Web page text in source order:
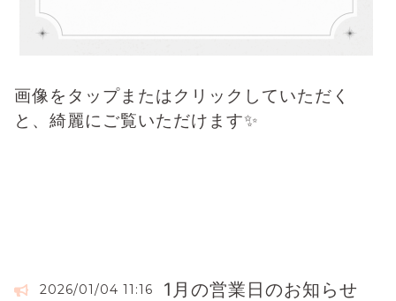
画像をタップまたはクリックしていただく
と、綺麗にご覧いただけます✨
2026/01/04 11:16 1月の営業日のお知らせ